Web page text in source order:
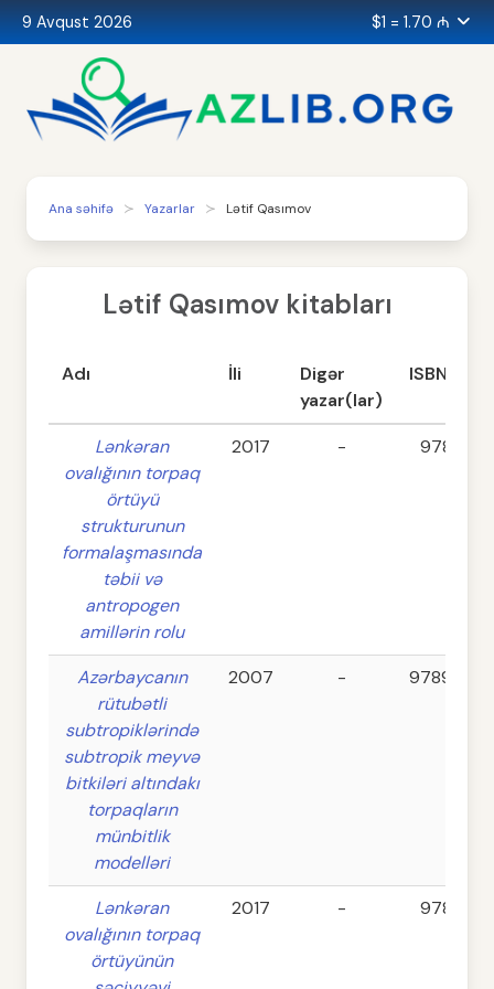
9 Avqust 2026 $1 = 1.70 ₼
Ana səhifə Yazarlar Lətif Qasımov
Lətif Qasımov kitabları
Adı İli
Digər
yazar(lar)
ISBN
Lənkəran
ovalığının torpaq
örtüyü
strukturunun
formalaşmasında
təbii və
antropogen
amillərin rolu
2017 -
978-
Azərbaycanın
rütubətli
subtropiklərində
subtropik meyvə
bitkiləri altındakı
torpaqların
münbitlik
modelləri
2007 -
Lənkəran
ovalığının torpaq
örtüyünün
2017 -
978-